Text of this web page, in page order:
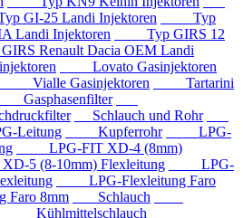
25 Landi Injektoren
Typ
Landi Injektoren
Typ GIRS 12
Renault Dacia OEM Landi
Lovato Gasinjektoren
Vialle Gasinjektoren
Tartarini
Gasphasenfilter
Schlauch und Rohr
Leitung Kupferrohr
LPG-
LPG-FIT XD-4 (8mm)
5 (8-10mm) Flexleitung
LPG-
LPG-Flexleitung Faro
8mm
Schlauch
Kühlmittelschlauch